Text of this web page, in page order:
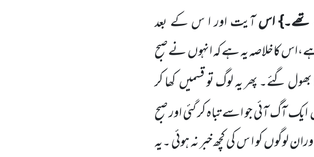
تھے۔} اسآیتاور ا س کے بعد
ہے،اس کاخلاصہ یہ ہے کہ انہوںنےصبح
بھول گئے۔ پھر یہ لوگ تو قسمیںکھا کر
ایکآگ آئی جو اسے تباہکر گئی اور صبح
کو ا س کی کچھ خبر نہ ہوئی ۔یہ